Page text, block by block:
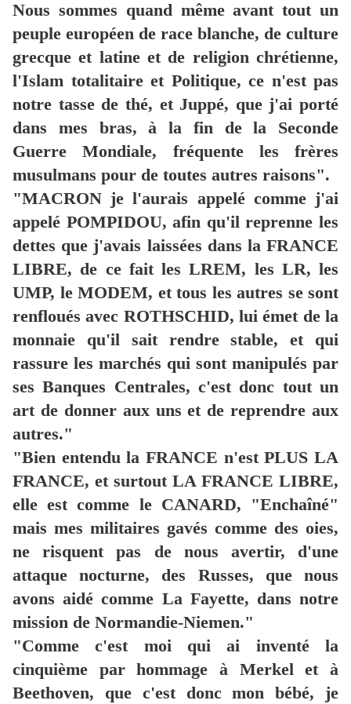
Nous sommes quand même avant tout un
peuple européen de race blanche, de culture
grecque et latine et de religion chrétienne,
l'Islam totalitaire et Politique, ce n'est pas
notre tasse de thé, et Juppé, que j'ai porté
dans mes bras, à la fin de la Seconde
Guerre Mondiale, fréquente les frères
musulmans pour de toutes autres raisons".
"MACRON je l'aurais appelé comme j'ai
appelé POMPIDOU, afin qu'il reprenne les
dettes que j'avais laissées dans la FRANCE
LIBRE, de ce fait les LREM, les LR, les
UMP, le MODEM, et tous les autres se sont
renfloués avec ROTHSCHID, lui émet de la
monnaie qu'il sait rendre stable, et qui
rassure les marchés qui sont manipulés par
ses Banques Centrales, c'est donc tout un
art de donner aux uns et de reprendre aux
autres."
"Bien entendu la FRANCE n'est PLUS LA
FRANCE, et surtout LA FRANCE LIBRE,
elle est comme le CANARD, "Enchaîné"
mais mes militaires gavés comme des oies,
ne risquent pas de nous avertir, d'une
attaque nocturne, des Russes, que nous
avons aidé comme La Fayette, dans notre
mission de Normandie-Niemen."
"Comme c'est moi qui ai inventé la
cinquième par hommage à Merkel et à
Beethoven, que c'est donc mon bébé, je